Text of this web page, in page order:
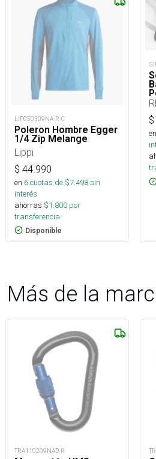
LIP050309NA-R-C
Poleron Hombre Egger
1/4 Zip Melange
Lippi
$ 44.990
en 6cuotas de $7.498sin
interés
ahorras $1.800 por
transferencia.
Disponible
$
en
Más de la
TRA110209NAD-R